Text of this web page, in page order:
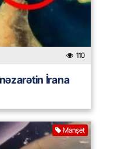
110
İrana
Manşet